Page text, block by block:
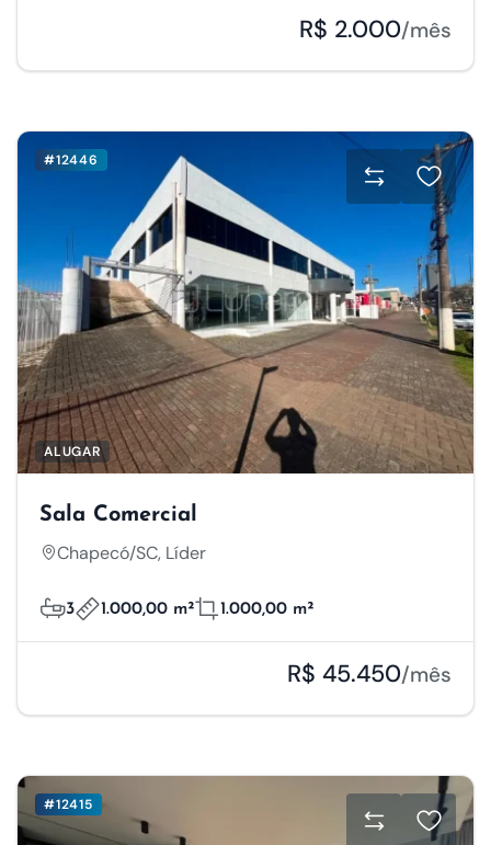
R$ 2.000/mês
#12446
ALUGAR
Sala Comercial
Chapecó/SC, Líder
3 1.000,00 m² 1.000,00 m²
R$ 45.450/mês
#12415